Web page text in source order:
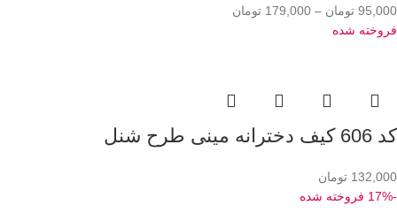
95,000 تومان –
179,000 تومان
فروخته شده
کد 606 کیف دخترانه مینی طرح شنل
132,000 تومان
-17%
فروخته شده